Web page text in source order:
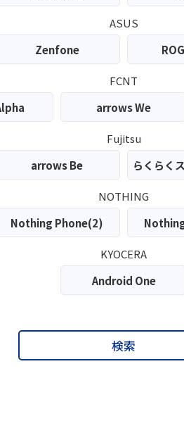
ASUS
Zenfone
FCNT
arrows We
Fujitsu
arrows Be
らくらく
NOTHING
Nothing Phone(2)
KYOCERA
Android One
検索